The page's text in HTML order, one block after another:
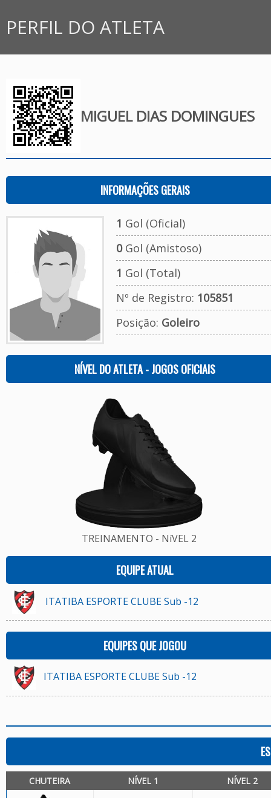
PERFIL DO ATLETA
MIGUEL DIAS DOMINGUES
INFORMAÇÕES GERAIS
1 Gol (Oficial)
0Gol (Amistoso)
1 Gol (Total)
Nº de Registro: 105851
Posição: Goleiro
NÍVEL DO ATLETA - JOGOS OFICIAIS
TREINAMENTO - NíVEL 2
EQUIPE ATUAL
ITATIBA ESPORTE CLUBE Sub -12
EQUIPES QUE JOGOU
ITATIBA ESPORTE CLUBE Sub -12
CHUTEIRA NÍVEL 1 NÍVEL 2